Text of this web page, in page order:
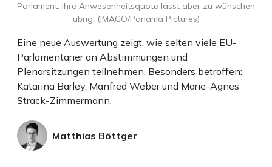
Eine neue Auswertung zeigt, wie selten viele EU-
Parlamentarier an Abstimmungen und
Plenarsitzungen teilnehmen. Besonders betroffen:
Katarina Barley, Manfred Weber und Marie-Agnes
Strack-Zimmermann.
Matthias Böttger
Parlament. Ihre Anwesenheitsquote lässt aber zu wünschen
übrig. (IMAGO/Panama Pictures)